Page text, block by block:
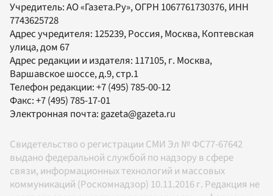
Учредитель:АО «Газета.Ру», ОГРН 1067761730376, ИНН
7743625728
Адрес учредителя: 125239, Россия, Москва, Коптевская
улица, дом 67
Адрес редакции и издателя: 117105, г. Москва,
Варшавское шоссе, д.9, стр.1
Телефон редакции:+7 (495) 785-00-12
Факс:+7 (495) 785-17-01
Электронная почта: gazeta@gazeta.ru
Свидетельство о регистрации СМИ Эл № ФС77-67642
выдано федеральной службой по надзору в сфере
связи, информационных технологий и массовых
коммуникаций (Роскомнадзор) 10.11.2016 г. Редакция не